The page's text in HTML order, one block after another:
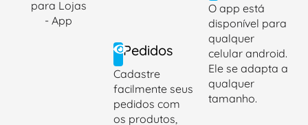
Pedidos
Cadastre
facilmente seus
pedidos com
os produtos,
O app está
disponível para
qualquer
celular android.
Ele se adapta a
qualquer
tamanho.